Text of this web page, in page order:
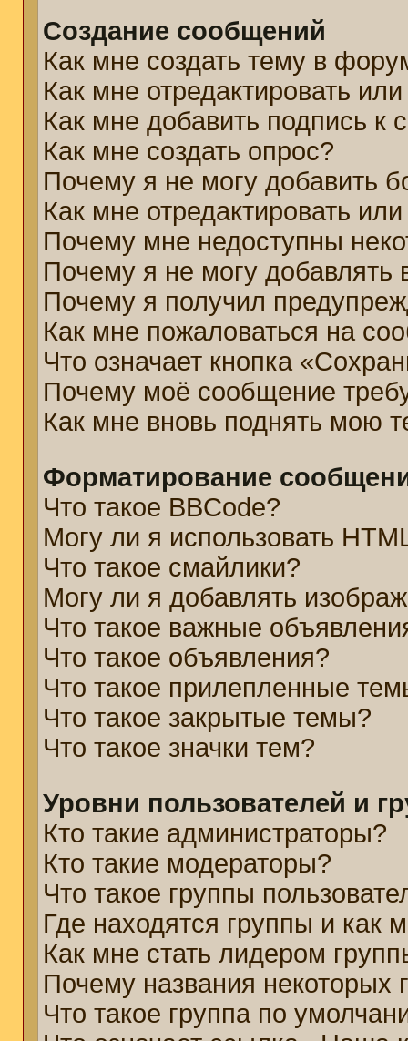
Создание сообщений
Как мне создать тему в
Как мне отредактировать
Как мне добавить подпись
Как мне создать опрос?
Почему я не могу добавить
Как мне отредактировать
Почему мне недоступны
Почему я не могу добавлять
Почему я получил
Как мне пожаловаться на
Что означает кнопка
Почему моё сообщение
Как мне вновь поднять мою
Форматирование
Что такое BBCode?
Могу ли я использовать
Что такое смайлики?
Могу ли я добавлять
Что такое важные
Что такое объявления?
Что такое прилепленные
Что такое закрытые темы?
Что такое значки тем?
Уровни пользователей и
Кто такие администраторы?
Кто такие модераторы?
Что такое группы
Где находятся группы и как
Как мне стать лидером
Почему названия некоторых
Что такое группа по